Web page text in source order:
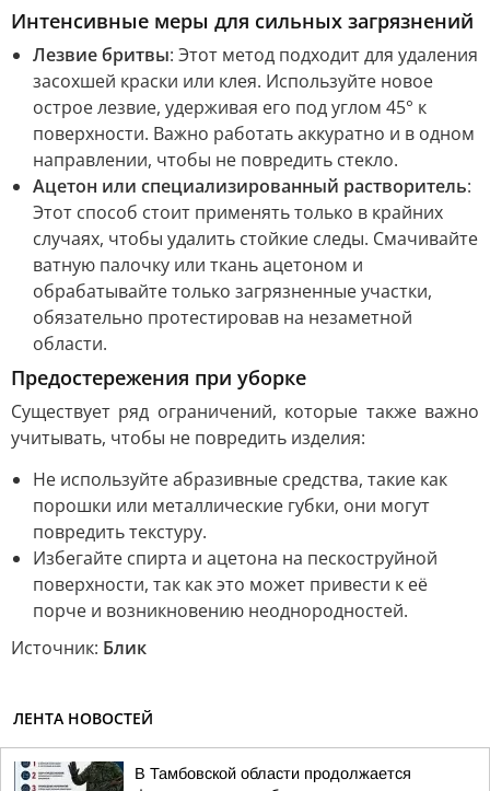
Интенсивные меры для сильных загрязнений
Лезвие бритвы: Этот метод подходит для удаления
засохшей краски или клея. Используйте новое
острое лезвие, удерживая его под углом 45° к
поверхности. Важно работать аккуратно и в одном
направлении, чтобы не повредить стекло.
Ацетон или специализированный растворитель:
Этот способ стоит применять только в крайних
случаях, чтобы удалить стойкие следы. Смачивайте
ватную палочку или ткань ацетоном и
обрабатывайте только загрязненные участки,
обязательно протестировав на незаметной
области.
Предостережения при уборке
Существует ряд ограничений, которые также важно
учитывать, чтобы не повредить изделия:
Не используйте абразивные средства, такие как
порошки или металлические губки, они могут
повредить текстуру.
Избегайте спирта и ацетона на пескоструйной
поверхности, так как это может привести к её
порче и возникновению неоднородностей.
Источник: Блик
ЛЕНТА НОВОСТЕЙ
В Тамбовской области продолжается